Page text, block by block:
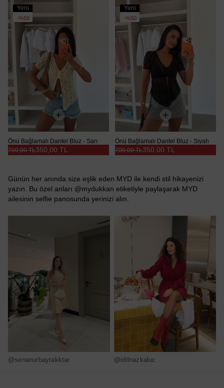
Yeni
Ürün
%50
Önü Bağlamalı Dantel Bluz - Sarı
350,00 TL
700,00 TL
Yeni
Ürün
%50
Önü Bağlamalı Dantel Bluz - Siyah
350,00 TL
700,00 TL
Günün her anında size eşlik eden MYD ile kendi stil hikayenizi
yazın. Bu özel anları @mydukkan etiketiyle paylaşarak MYD
ailesinin selfie panosunda yerinizi alın.
@senanurbayrakktar @idilnazkaluc